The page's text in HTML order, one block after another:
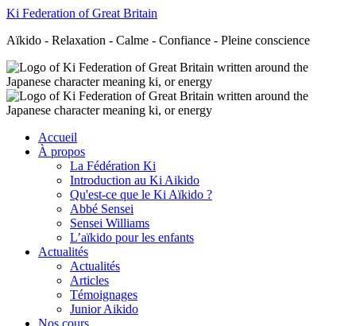
Ki Federation of Great Britain
Aïkido - Relaxation - Calme - Confiance - Pleine conscience
Accueil
À propos
La Fédération Ki
Introduction au Ki Aikido
Qu'est-ce que le Ki Aïkido ?
Abbé Sensei
Sensei Williams
L’aïkido pour les enfants
Actualités
Actualités
Articles
Témoignages
Junior Aikido
Nos cours